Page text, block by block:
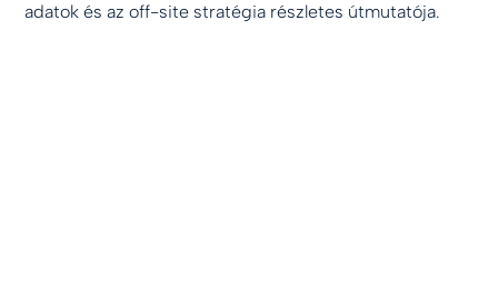
adatok és az off-site stratégia részletes útmutatója.